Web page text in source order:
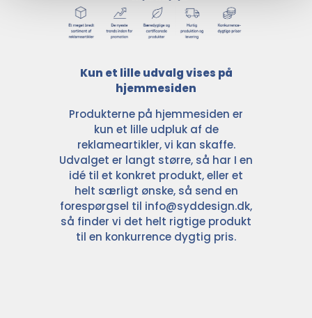
Kun et lille udvalg vises på
hjemmesiden
Produkterne på hjemmesiden er
kun et lille udpluk af de
reklameartikler, vi kan skaffe.
Udvalget er langt større, så har I en
idé til et konkret produkt, eller et
helt særligt ønske, så send en
forespørgsel til info@syddesign.dk,
så finder vi det helt rigtige produkt
til en konkurrence dygtig pris.